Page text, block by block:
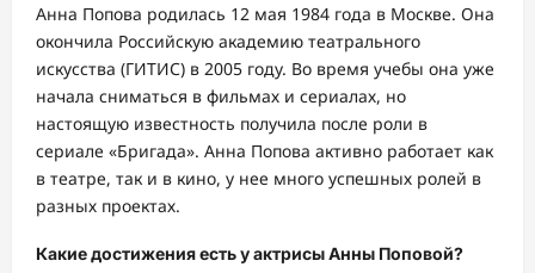
Анна Попова родилась 12 мая 1984 года в Москве. Она
окончила Российскую академию театрального
искусства (ГИТИС) в 2005 году. Во время учебы она уже
начала сниматься в фильмах и сериалах, но
настоящую известность получила после роли в
сериале «Бригада». Анна Попова активно работает как
в театре, так и в кино, у нее много успешных ролей в
разных проектах.
Какие достижения есть у актрисы Анны Поповой?